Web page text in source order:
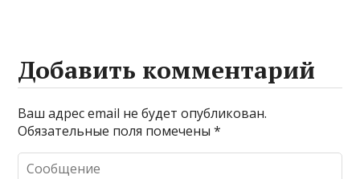
Добавить комментарий
Ваш адрес email не будет опубликован.
Обязательные поля помечены*